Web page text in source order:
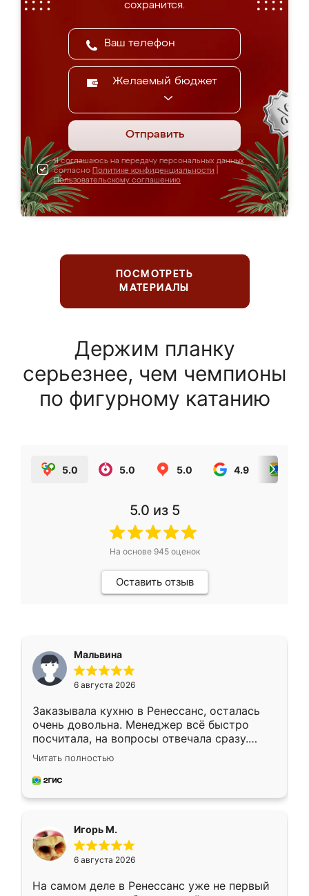
сохранится.
Желаемый бюджет
Отправить
Я соглашаюсь на передачу персональных данных
согласно Политике конфиденциальности
Пользовательскому соглашению
ПОСМОТРЕТЬ
МАТЕРИАЛЫ
Держим планку
серьезнее, чем чемпионы
по фигурному катанию
5.0 5.0 5.0 4.9
5.0 из 5
На основе 945оценок
Оставить отзыв
Мальвина
6 августа 2026
Заказывала кухню в Ренессанс, осталась
очень довольна. Менеджер всё быстро
посчитала, на вопросы отвечала сразу.
Замерщик приехал в субботу, подошёл к
делу со всей ответственностью. Собрали
за день, ребята работали аккуратно, даже
Читать полностью
Игорь М.
6 августа 2026
На самом деле в Ренессанс уже не первый